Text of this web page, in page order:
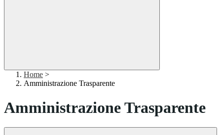
Home >
Amministrazione Trasparente
Amministrazione Trasparente